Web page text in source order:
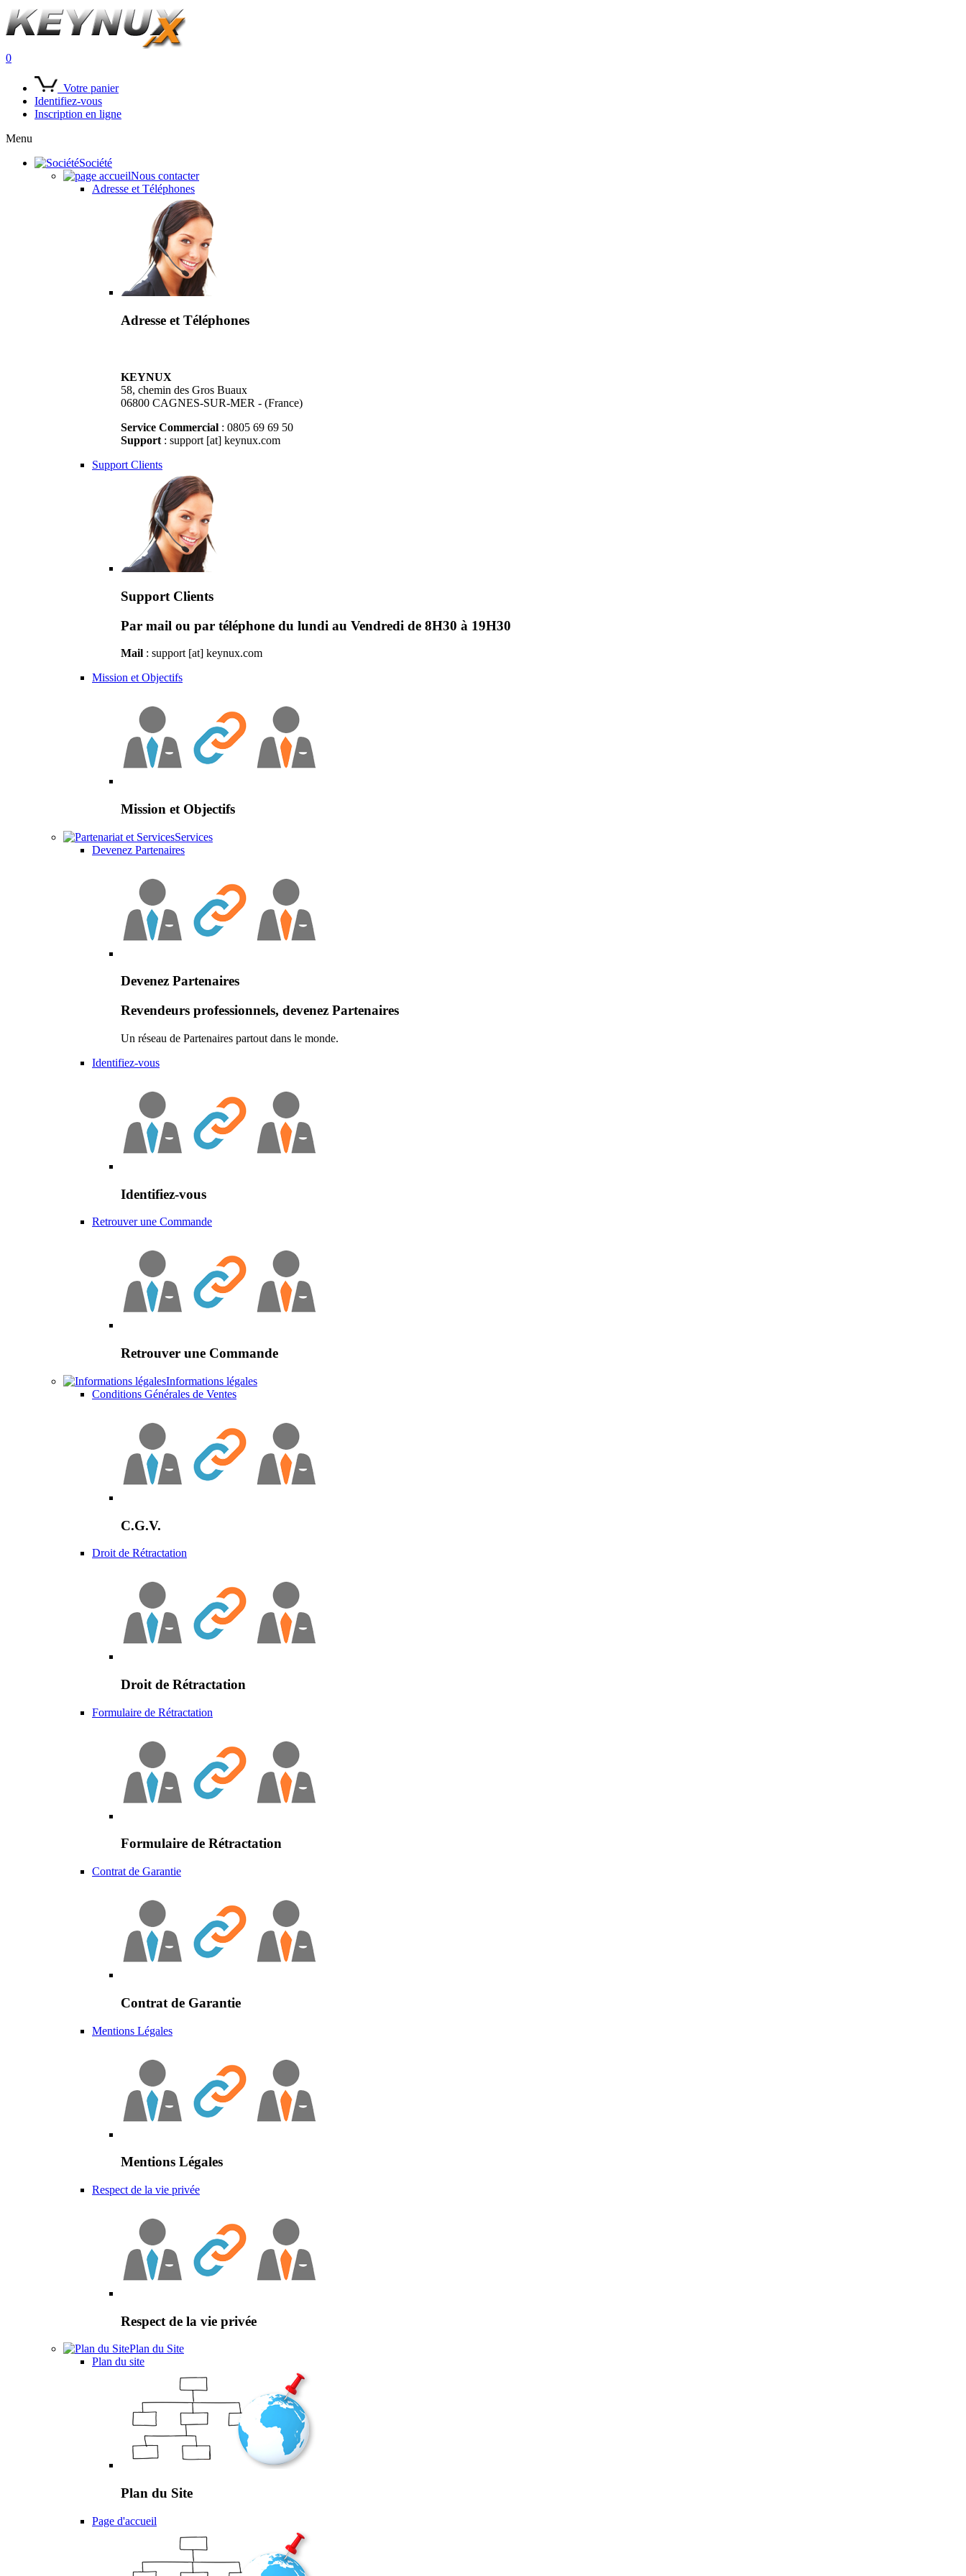
0
Votre panier
Identifiez-vous
Inscription en ligne
Menu
Société
Nous contacter
Adresse et Téléphones
Adresse et Téléphones
KEYNUX
58, chemin des Gros Buaux
06800 CAGNES-SUR-MER - (France)
Service Commercial : 0805 69 69 50
Support : support [at] keynux.com
Support Clients
Support Clients
Par mail ou par téléphone du lundi au Vendredi de 8H30 à 19H30
Mail : support [at] keynux.com
Mission et Objectifs
Mission et Objectifs
Services
Devenez Partenaires
Devenez Partenaires
Revendeurs professionnels, devenez Partenaires
Un réseau de Partenaires partout dans le monde.
Identifiez-vous
Identifiez-vous
Retrouver une Commande
Retrouver une Commande
Informations légales
Conditions Générales de Ventes
C.G.V.
Droit de Rétractation
Droit de Rétractation
Formulaire de Rétractation
Formulaire de Rétractation
Contrat de Garantie
Contrat de Garantie
Mentions Légales
Mentions Légales
Respect de la vie privée
Respect de la vie privée
Plan du Site
Plan du site
Plan du Site
Page d'accueil